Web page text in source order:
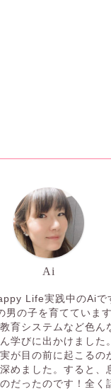
Ai
Life実践中のAiで
男の子を育てていま
育システムなど色ん
学びに出かけました
が目の前に起こるの
めました。すると、
だったのです！全く